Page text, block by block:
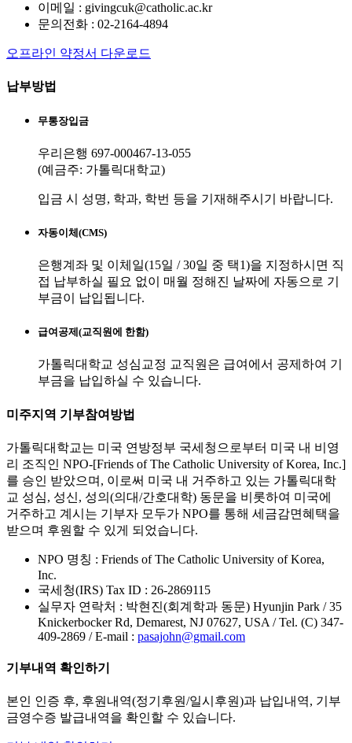
이메일 : givingcuk@catholic.ac.kr
문의전화 : 02-2164-4894
오프라인 약정서 다운로드
납부방법
무통장입금
우리은행 697-000467-13-055
(예금주: 가톨릭대학교)
입금 시 성명, 학과, 학번 등을 기재해주시기 바랍니다.
자동이체(CMS)
은행계좌 및 이체일(15일 / 30일 중 택1)을 지정하시면 직
접 납부하실 필요 없이 매월 정해진 날짜에 자동으로 기
부금이 납입됩니다.
급여공제(교직원에 한함)
가톨릭대학교 성심교정 교직원은 급여에서 공제하여 기
부금을 납입하실 수 있습니다.
미주지역 기부참여방법
가톨릭대학교는 미국 연방정부 국세청으로부터 미국 내 비영
리 조직인 NPO-[Friends of The Catholic University of Korea, Inc.]
를 승인 받았으며, 이로써 미국 내 거주하고 있는 가톨릭대학
교 성심, 성신, 성의(의대/간호대학) 동문을 비롯하여 미국에
거주하고 계시는 기부자 모두가 NPO를 통해 세금감면혜택을
받으며 후원할 수 있게 되었습니다.
NPO 명칭 : Friends of The Catholic University of Korea,
Inc.
국세청(IRS) Tax ID : 26-2869115
실무자 연락처 : 박현진(회계학과 동문) Hyunjin Park / 35
Knickerbocker Rd, Demarest, NJ 07627, USA / Tel. (C) 347-
409-2869 / E-mail : pasajohn@gmail.com
기부내역 확인하기
본인 인증 후, 후원내역(정기후원/일시후원)과 납입내역, 기부
금영수증 발급내역을 확인할 수 있습니다.